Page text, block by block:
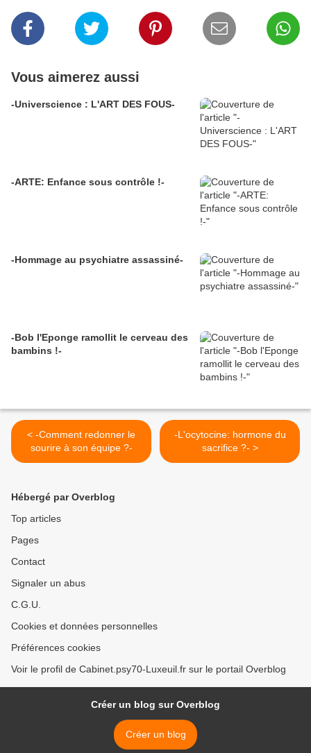
Vous aimerez aussi
-Universcience : L'ART DES FOUS-
-ARTE: Enfance sous contrôle !-
-Hommage au psychiatre assassiné-
-Bob l'Eponge ramollit le cerveau des
bambins !-
< -Comment redonner le
sourire à son équipe ?-
-L'ocytocine: hormone du
sacrifice ?- >
Hébergé par Overblog
Top articles
Pages
Contact
Signaler un abus
C.G.U.
Cookies et données personnelles
Préférences cookies
Voir le profil de Cabinet.psy70-Luxeuil.fr sur le portail Overblog
Créer un blog sur Overblog
Créer un blog